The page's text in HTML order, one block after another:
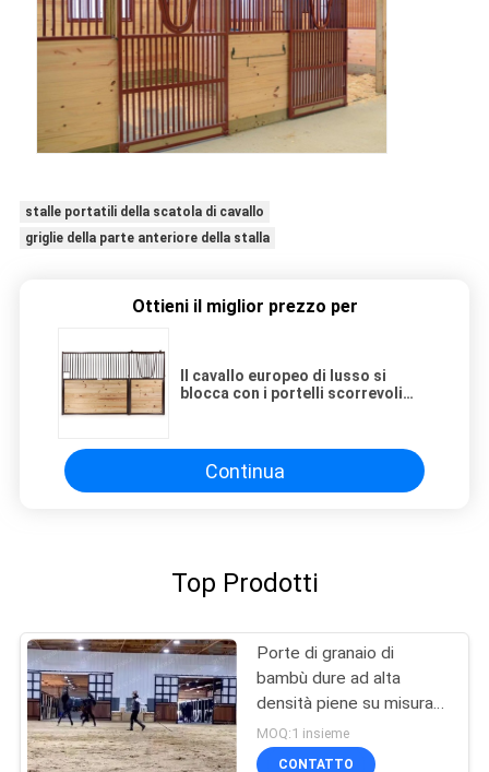
stalle portatili della scatola di cavallo
griglie della parte anteriore della stalla
Ottieni il miglior prezzo per
Il cavallo europeo di lusso si
blocca con i portelli scorrevoli
Continua
Top Prodotti
Porte di granaio di
bambù dure ad alta
densità piene su misura
della stalla
MOQ:1 insieme
CONTATTO